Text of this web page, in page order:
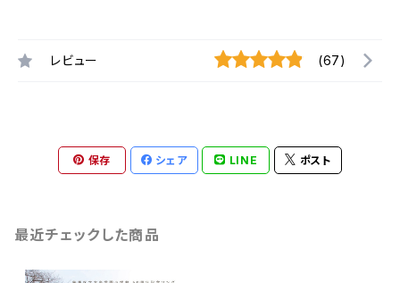
レビュー (67)
保存 シェア LINE ポスト
最近チェックした商品